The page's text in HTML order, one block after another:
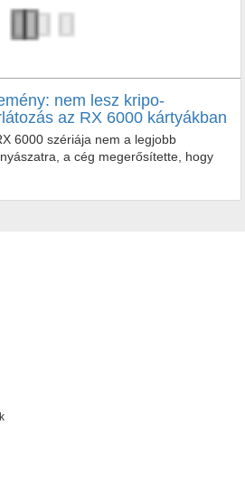
nem lesz kripo-
az RX 6000 kártyákban
6000 szériája nem a legjobb
a cég megerősítette, hogy